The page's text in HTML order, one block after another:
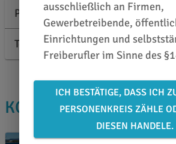
Produktbeschreibung
Technische Informationen
KOLLEGEN KAUFTEN
ausschließlich an Firmen,
Gewerbetreibende,
Einrichtungen und
Freiberufler im Sinne des
ICH BESTÄTIGE, DASS ICH
PERSONENKREIS ZÄHLE
DIESEN HANDELE.